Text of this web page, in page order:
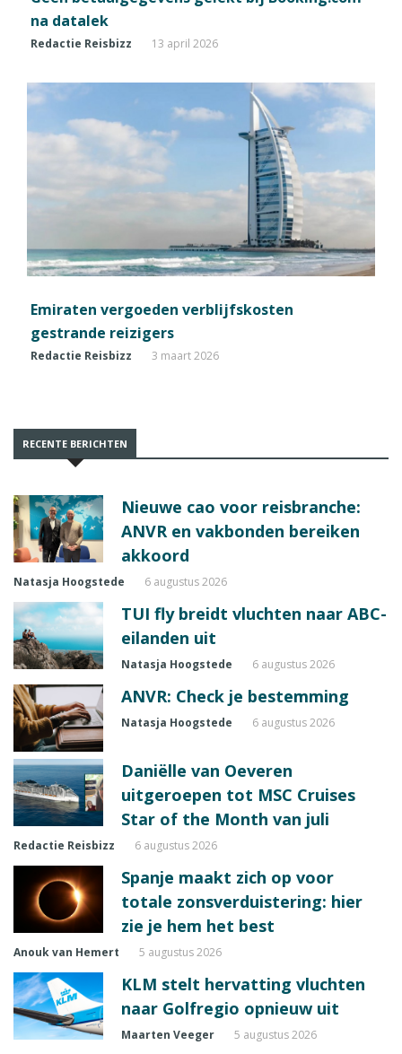
na datalek
Redactie Reisbizz 13 april 2026
Emiraten vergoeden verblijfskosten
gestrande reizigers
Redactie Reisbizz 3 maart 2026
RECENTE BERICHTEN
Nieuwe cao voor reisbranche:
ANVR en vakbonden bereiken
akkoord
Natasja Hoogstede 6 augustus 2026
TUI fly breidt vluchten naar ABC-
eilanden uit
Natasja Hoogstede 6 augustus 2026
ANVR: Check je bestemming
Natasja Hoogstede 6 augustus 2026
Daniëlle van Oeveren
uitgeroepen tot MSC Cruises
Star of the Month van juli
Redactie Reisbizz 6 augustus 2026
Spanje maakt zich op voor
totale zonsverduistering: hier
zie je hem het best
Anouk van Hemert 5 augustus 2026
KLM stelt hervatting vluchten
naar Golfregio opnieuw uit
Maarten Veeger 5 augustus 2026